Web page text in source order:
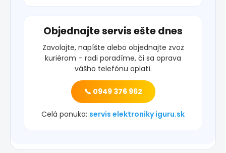
Objednajte servis ešte dnes
Zavolajte, napíšte alebo objednajte zvoz
kuriérom – radi poradíme, či sa oprava
vášho telefónu oplatí.
📞 0949 376 962
Celá ponuka: servis elektroniky iguru.sk